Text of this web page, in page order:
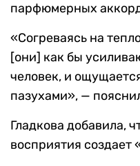
парфюмерных
«Согреваясь на
[они] как бы
человек, и
пазухами», —
Гладкова добавила,
восприятия